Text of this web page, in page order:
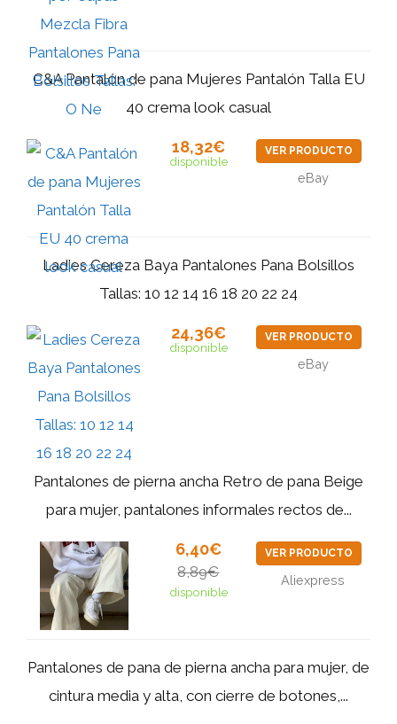
C&A Pantalón de pana Mujeres Pantalón Talla EU
40 crema look casual
18,32€
disponible
VER PRODUCTO
eBay
Ladies Cereza Baya Pantalones Pana Bolsillos
Tallas: 10 12 14 16 18 20 22 24
24,36€
disponible
VER PRODUCTO
eBay
Pantalones de pierna ancha Retro de pana Beige
para mujer, pantalones informales rectos de...
6,40€
8,89€
disponible
VER PRODUCTO
Aliexpress
Pantalones de pana de pierna ancha para mujer, de
cintura media y alta, con cierre de botones,...